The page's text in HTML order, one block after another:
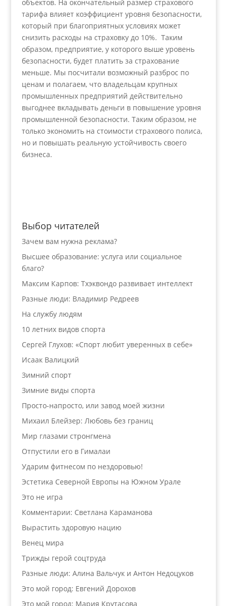
объектов. На окончательный размер страхового
тарифа влияет коэффициент уровня безопасности,
который при благоприятных условиях может
снизить расходы на страховку до 10%. Таким
образом, предприятие, у которого выше уровень
безопасности, будет платить за страхование
меньше. Мы посчитали возможный разброс по
ценам и полагаем, что владельцам крупных
промышленных предприятий действительно
выгоднее вкладывать деньги в повышение уровня
промышленной безопасности. Таким образом, не
только экономить на стоимости страхового полиса,
но и повышать реальную устойчивость своего
бизнеса.
Выбор читателей
Зачем вам нужна реклама?
Высшее образование: услуга или социальное
благо?
Максим Карпов: Тхэквондо развивает интеллект
Разные люди: Владимир Редреев
На службу людям
10 летних видов спорта
Сергей Глухов: «Спорт любит уверенных в себе»
Исаак Валицкий
Зимний спорт
Зимние виды спорта
Просто-напросто, или завод моей жизни
Михаил Блейзер: Любовь без границ
Мир глазами стронгмена
Отпустили его в Гималаи
Ударим фитнесом по нездоровью!
Эстетика Северной Европы на Южном Урале
Это не игра
Комментарии: Светлана Караманова
Вырастить здоровую нацию
Венец мира
Трижды герой соцтруда
Разные люди: Алина Вальчук и Антон Недоцуков
Это мой город: Евгений Дорохов
Это мой город: Мария Крутасова